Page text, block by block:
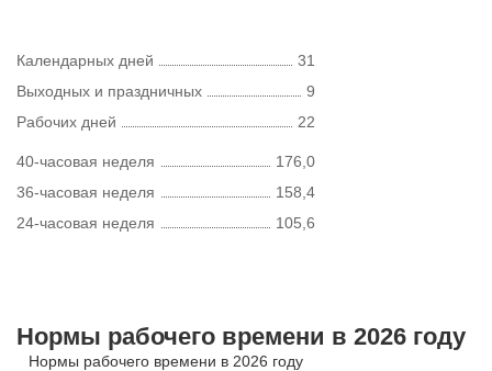
Календарных дней
31
Выходных и праздничных
9
Рабочих дней
22
40-часовая неделя
176,0
36-часовая неделя
158,4
24-часовая неделя
105,6
Нормы рабочего времени в 2026 году
Нормы рабочего времени в 2026 году